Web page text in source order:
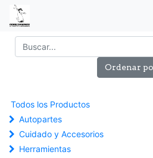
Ordenar
Todos los Productos
Autopartes
Cuidado y Accesorios
Herramientas